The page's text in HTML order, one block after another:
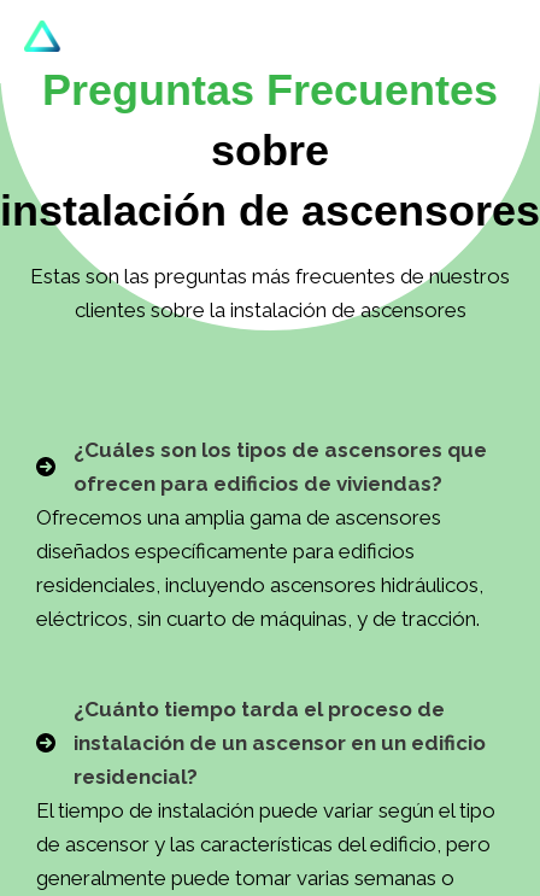
contenidoPreguntas Frecuentes
sobre
instalación de ascensores
Estas son las preguntas más frecuentes de nuestros
clientes sobre la instalación de ascensores
¿Cuáles son los tipos de ascensores que
ofrecen para edificios de viviendas?
Ofrecemos una amplia gama de ascensores
diseñados específicamente para edificios
residenciales, incluyendo ascensores hidráulicos,
eléctricos, sin cuarto de máquinas, y de tracción.
¿Cuánto tiempo tarda el proceso de
instalación de un ascensor en un edificio
residencial?
El tiempo de instalación puede variar según el tipo
de ascensor y las características del edificio, pero
generalmente puede tomar varias semanas o